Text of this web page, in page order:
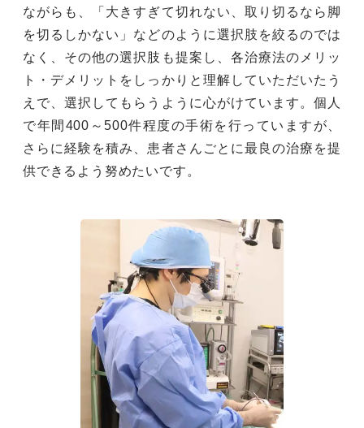
ながらも、「大きすぎて切れない、取り切るなら脚
を切るしかない」などのように選択肢を絞るのでは
なく、その他の選択肢も提案し、各治療法のメリッ
ト・デメリットをしっかりと理解していただいたう
えで、選択してもらうように心がけています。個人
で年間400～500件程度の手術を行っていますが、
さらに経験を積み、患者さんごとに最良の治療を提
供できるよう努めたいです。